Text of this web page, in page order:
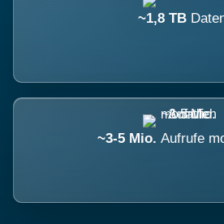
~1,8 TB
~3-5 Mio. Aufrufe